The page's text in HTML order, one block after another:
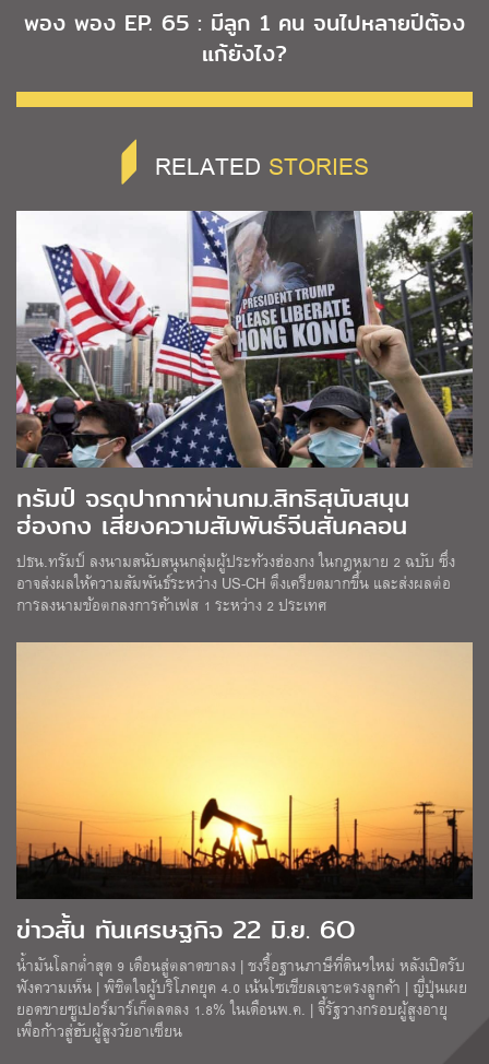
พอง พอง EP. 65 : มีลูก 1 คน จนไปหลายปีต้อง
แก้ยังไง?
RELATED STORIES
ทรัมป์ จรดปากกาผ่านกม.สิทธิสนับสนุน
ฮ่องกง เสี่ยงความสัมพันธ์จีนสั่นคลอน
ปธน.ทรัมป์ ลงนามสนับสนุนกลุ่มผู้ประท้วงฮ่องกง ในกฎหมาย 2 ฉบับ ซึ่ง
อาจส่งผลให้ความสัมพันธ์ระหว่าง US-CH ตึงเครียดมากขึ้น และส่งผลต่อ
การลงนามข้อตกลงการค้าเฟส 1 ระหว่าง 2 ประเทศ
ข่าวสั้น ทันเศรษฐกิจ 22 มิ.ย. 6O
น้ำมันโลกต่ำสุด 9 เดือนสู่ตลาดขาลง | ชงรื้อฐานภาษีที่ดินฯใหม่ หลังเปิดรับ
ฟังความเห็น | พิชิตใจผู้บริโภคยุค 4.0 เน้นโซเชียลเจาะตรงลูกค้า | ญี่ปุ่นเผย
ยอดขายซูเปอร์มาร์เก็ตลดลง 1.8% ในเดือนพ.ค. | จี้รัฐวางกรอบผู้สูงอายุ
เพื่อก้าวสู่ฮับผู้สูงวัยอาเซียน